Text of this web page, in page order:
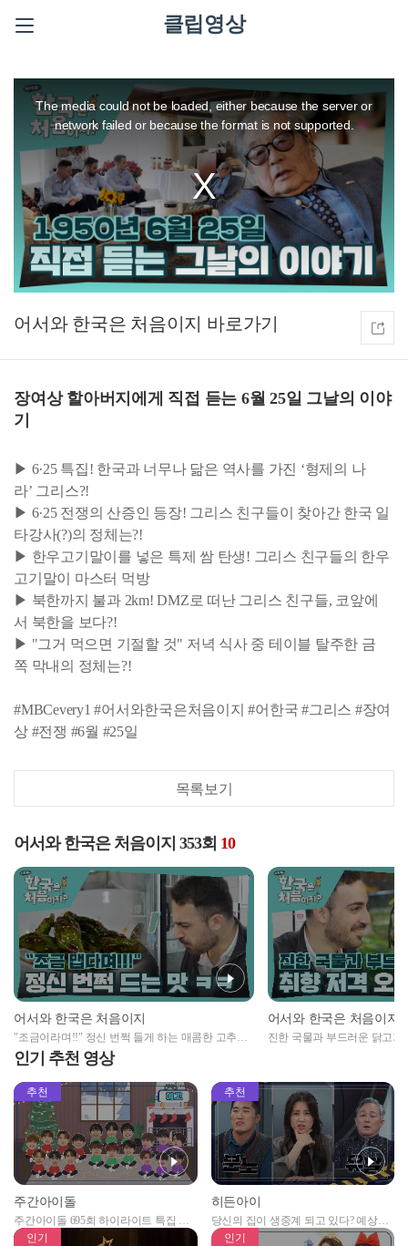
클립영상
modal
window.
The media could not be loaded, either because the server or
network failed or because the format is not supported.
어서와 한국은 처음이지
장여상 할아버지에게 직접 듣는 6월 25일 그날의 이야
기
▶ 6·25 특집! 한국과 너무나 닮은 역사를 가진 ‘형제의 나
라’ 그리스?!
▶ 6·25 전쟁의 산증인 등장! 그리스 친구들이 찾아간 한국 일
타강사(?)의 정체는?!
▶ 한우고기말이를 넣은 특제 쌈 탄생! 그리스 친구들의 한우
고기말이 마스터 먹방
▶ 북한까지 불과 2km! DMZ로 떠난 그리스 친구들, 코앞에
서 북한을 보다?!
▶ "그거 먹으면 기절할 것" 저녁 식사 중 테이블 탈주한 금
쪽 막내의 정체는?!
#MBCevery1 #어서와한국은처음이지 #어한국 #그리스 #장여
상 #전쟁 #6월 #25일
목록보기
어서와 한국은 처음이지 353회 10
어서와 한국은 처음이지
"조금이라며!!" 정신 번쩍 들게 하는 매콤한 고추무
침에🌶 제대로 당한 콘스탄티노스 ㅋㅋㅋ
어서와 한국은 처음이지
진한 국물과 부드러운 닭고기
인기 추천 영상
추천
주간아이돌
주간아이돌 695회 하이라이트 특집 남
자아이돌편 예고
추천
히든아이
당신의 집이 생중계 되고 있다? 예상치
못한 곳에서 일어나는 불법촬영 범죄!
인기 인기